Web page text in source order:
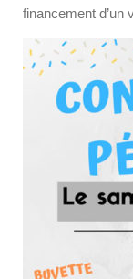
financement d’un